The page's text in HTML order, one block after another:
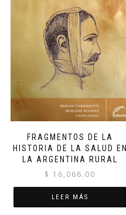
FRAGMENTOS DE LA
HISTORIA DE LA SALUD EN
LA ARGENTINA RURAL
$ 16,066.00
LEER MÁS